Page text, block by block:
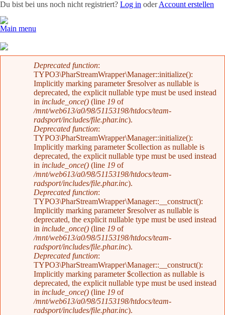
Du bist bei uns noch nicht registriert? Log in oderAccount erstellen
Main menu
Fehlermeldung
Deprecated function:
TYPO3\PharStreamWrapper\Manager::initialize():
Implicitly marking parameter $resolver as nullable is
deprecated, the explicit nullable type must be used instead
in include_once() (line 19 of
/mnt/web613/a0/98/51153198/htdocs/team-
radsport/includes/file.phar.inc).
Deprecated function:
TYPO3\PharStreamWrapper\Manager::initialize():
Implicitly marking parameter $collection as nullable is
deprecated, the explicit nullable type must be used instead
in include_once() (line 19 of
/mnt/web613/a0/98/51153198/htdocs/team-
radsport/includes/file.phar.inc).
Deprecated function:
TYPO3\PharStreamWrapper\Manager::__construct():
Implicitly marking parameter $resolver as nullable is
deprecated, the explicit nullable type must be used instead
in include_once() (line 19 of
/mnt/web613/a0/98/51153198/htdocs/team-
radsport/includes/file.phar.inc).
Deprecated function:
TYPO3\PharStreamWrapper\Manager::__construct():
Implicitly marking parameter $collection as nullable is
deprecated, the explicit nullable type must be used instead
in include_once() (line 19 of
/mnt/web613/a0/98/51153198/htdocs/team-
radsport/includes/file.phar.inc).